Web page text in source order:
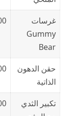
غرسات
Gummy
Bear
حقن الدهون
الذاتية
تكبير الثدي